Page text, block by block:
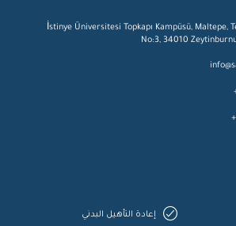
İstinye Üniversitesi Topkapı Kampüsü, Maltepe,
No:3, 34010
إعادة التأهيل البدني